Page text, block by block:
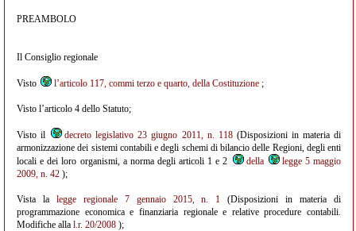
PREAMBOLO
Il Consiglio regionale
Visto l’articolo 117, commi terzo e quarto, della Costituzione ;
Visto l’articolo 4 dello Statuto;
Visto il decreto legislativo 23 giugno 2011, n. 118(Disposizioni in materia di
armonizzazione dei sistemi contabili e degli schemi di bilancio delle Regioni, degli enti
locali e dei loro organismi, a norma degli articoli 1 e 2
della
legge 5 maggio
2009, n. 42 );
Vista la legge regionale 7 gennaio 2015, n. 1 (Disposizioni in materia di
programmazione economica e finanziaria regionale e relative procedure contabili.
Modifiche alla l.r. 20/2008 );